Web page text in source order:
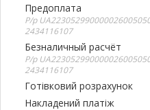
Предоплата
Р/р
2434116107
Безналичный расчёт
Р/р
2434116107
Готівковий розрахунок
Накладений платіж